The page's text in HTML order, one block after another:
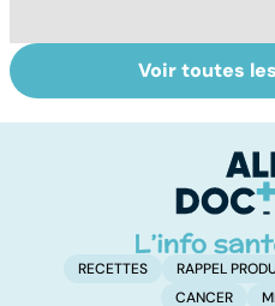
Suicide : prévenir
le passage à
Voir toutes
RECETTES RAPPEL
CANCER